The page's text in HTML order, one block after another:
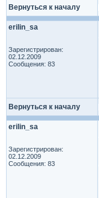
Вернуться к началу
erilin_sa
Зарегистрирован:
02.12.2009
Сообщения: 83
Вернуться к началу
erilin_sa
Зарегистрирован:
02.12.2009
Сообщения: 83